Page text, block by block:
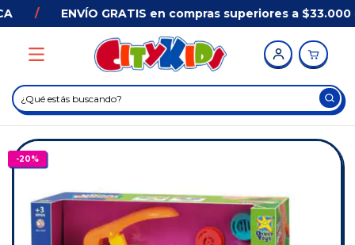
ENVÍO GRATIS en compras superiores a $33.000
-20%